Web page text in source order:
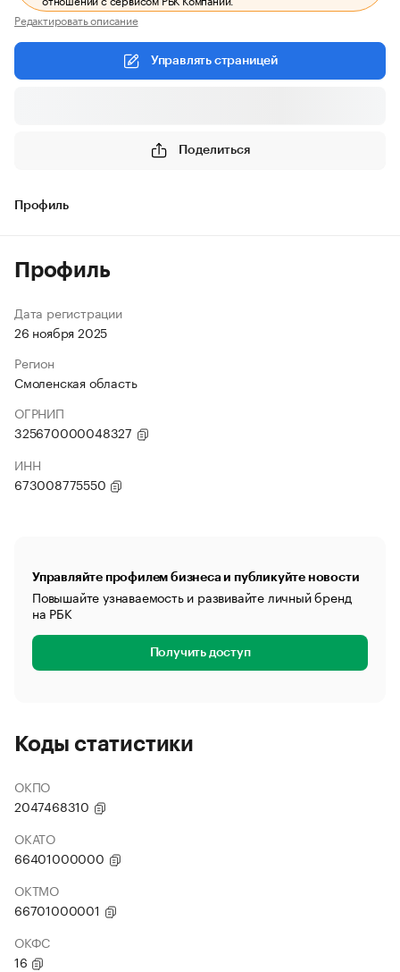
Редактировать описание
Управлять страницей
Поделиться
Профиль
Профиль
Дата регистрации
26 ноября 2025
Регион
Смоленская область
ОГРНИП
325670000048327
ИНН
673008775550
Управляйте профилем бизнеса и публикуйте новости
Повышайте узнаваемость и развивайте личный бренд
на РБК
Получить доступ
Коды статистики
ОКПО
2047468310
ОКАТО
66401000000
ОКТМО
66701000001
ОКФС
16